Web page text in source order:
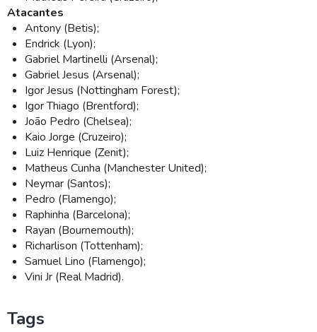
Atacantes
Antony (Betis);
Endrick (Lyon);
Gabriel Martinelli (Arsenal);
Gabriel Jesus (Arsenal);
Igor Jesus (Nottingham Forest);
Igor Thiago (Brentford);
João Pedro (Chelsea);
Kaio Jorge (Cruzeiro);
Luiz Henrique (Zenit);
Matheus Cunha (Manchester United);
Neymar (Santos);
Pedro (Flamengo);
Raphinha (Barcelona);
Rayan (Bournemouth);
Richarlison (Tottenham);
Samuel Lino (Flamengo);
Vini Jr (Real Madrid).
Tags